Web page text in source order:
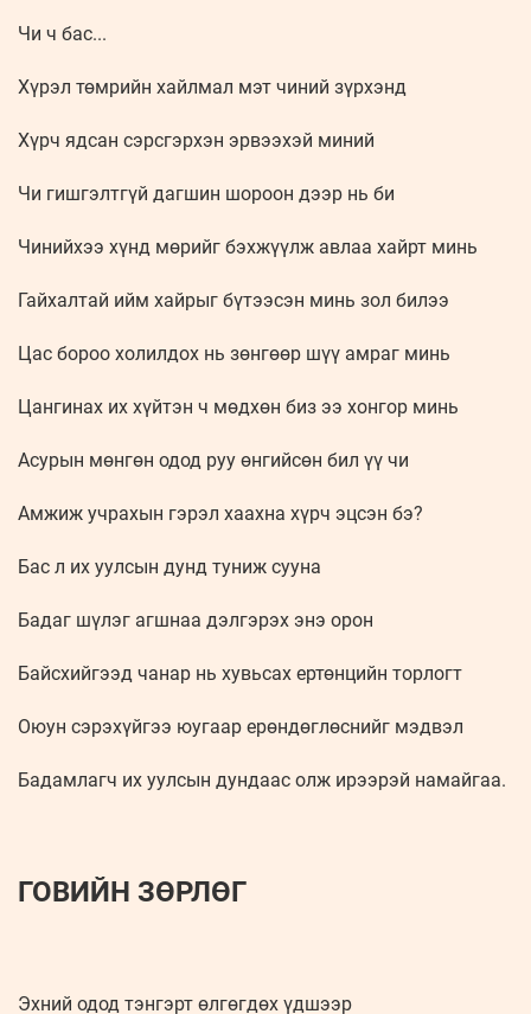
Чи ч бас...
Хүрэл төмрийн хайлмал мэт чиний зүрхэнд
Хүрч ядсан сэрсгэрхэн эрвээхэй миний
Чи гишгэлтгүй дагшин шороон дээр нь би
Чинийхээ хүнд мөрийг бэхжүүлж авлаа хайрт минь
Гайхалтай ийм хайрыг бүтээсэн минь зол билээ
Цас бороо холилдох нь зөнгөөр шүү амраг минь
Цангинах их хүйтэн ч мөдхөн биз ээ хонгор минь
Асурын мөнгөн одод руу өнгийсөн бил үү чи
Амжиж учрахын гэрэл хаахна хүрч эцсэн бэ?
Бас л их уулсын дунд туниж сууна
Бадаг шүлэг агшнаа дэлгэрэх энэ орон
Байсхийгээд чанар нь хувьсах ертөнцийн торлогт
Оюун сэрэхүйгээ юугаар ерөндөглөснийг мэдвэл
Бадамлагч их уулсын дундаас олж ирээрэй намайгаа.
ГОВИЙН ЗӨРЛӨГ
Эхний одод тэнгэрт өлгөгдөх үдшээр